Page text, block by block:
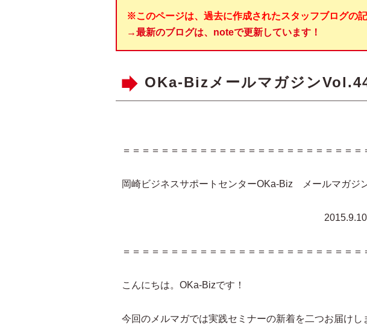
※このページは、過去に作成されたスタッフブログの記
→最新のブログは、noteで更新しています！
OKa-Bizメールマガジン
＝＝＝＝＝＝＝＝＝＝＝＝＝＝＝＝＝＝＝＝＝＝＝＝＝
岡崎ビジネスサポートセンターOKa-Biz メールマガジ
2015.9.10発
＝＝＝＝＝＝＝＝＝＝＝＝＝＝＝＝＝＝＝＝＝＝＝＝＝
こんにちは。OKa-Bizです！
今回のメルマガでは実践セミナーの新着を二つお届けし